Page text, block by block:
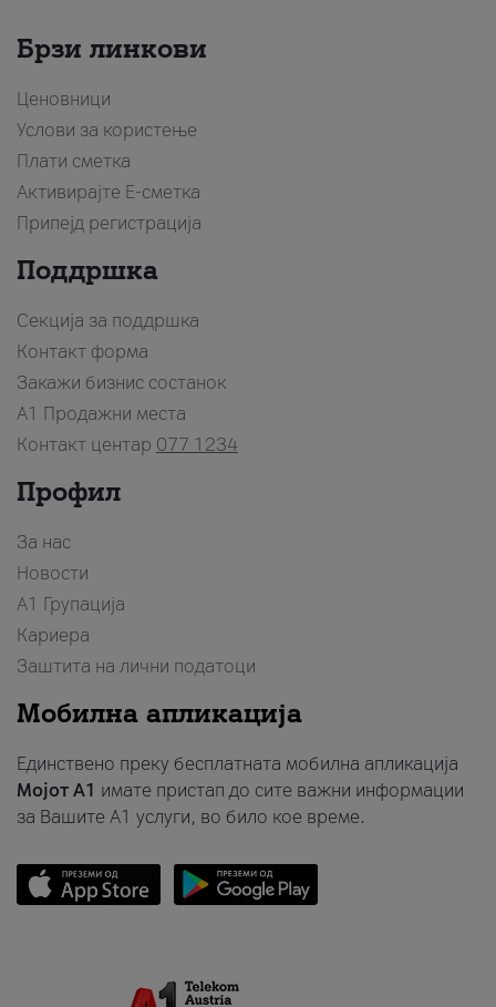
Брзи линкови
Ценовници
Услови за користење
Плати сметка
Активирајте Е-сметка
Припејд регистрација
Поддршка
Секција за поддршка
Контакт форма
Закажи бизнис состанок
A1 Продажни места
Контакт центар 077 1234
Профил
За нас
Новости
А1 Групација
Кариера
Заштита на лични податоци
Мобилна апликација
Единствено преку бесплатната мобилна апликација
Мојот A1 имате пристап до сите важни информации
за Вашите A1 услуги, во било кое време.